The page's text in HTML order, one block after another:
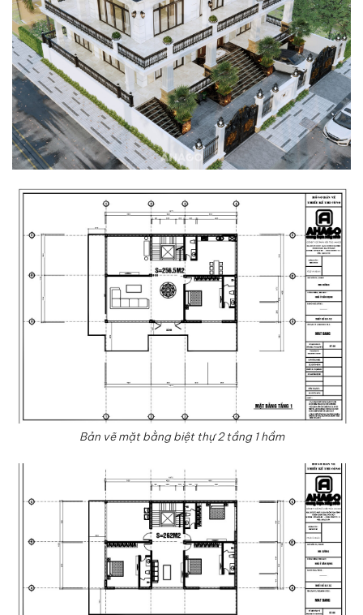
Bản vẽ mặt bằng biệt thự 2 tầng 1 hầm